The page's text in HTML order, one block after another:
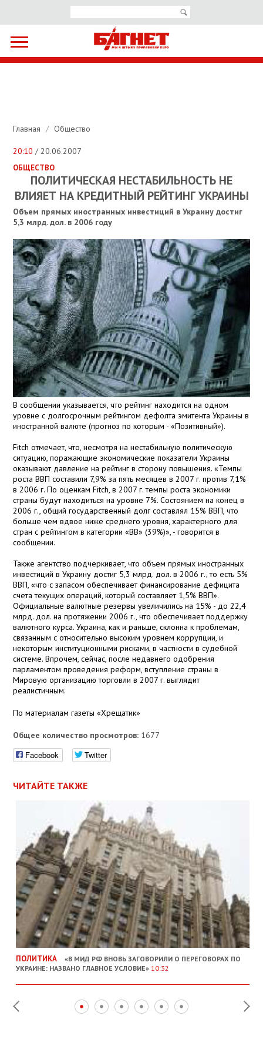
Главная / Общество
20:10 / 20.06.2007
ОБЩЕСТВО
ПОЛИТИЧЕСКАЯ НЕСТАБИЛЬНОСТЬ НЕ
ВЛИЯЕТ НА КРЕДИТНЫЙ РЕЙТИНГ УКРАИНЫ
Объем прямых иностранных инвестиций в Украину достиг
5,3 млрд. дол. в 2006 году
В сообщении указывается, что рейтинг находится на одном
уровне с долгосрочным рейтингом дефолта эмитента Украины в
иностранной валюте (прогноз по которым - «Позитивный»).
Fitch отмечает, что, несмотря на нестабильную политическую
ситуацию, поражающие экономические показатели Украины
оказывают давление на рейтинг в сторону повышения. «Темпы
роста ВВП составили 7,9% за пять месяцев в 2007 г. против 7,1%
в 2006 г. По оценкам Fitch, в 2007 г. темпы роста экономики
страны будут находиться на уровне 7%. Состоянием на конец в
2006 г., общий государственный долг составлял 15% ВВП, что
больше чем вдвое ниже среднего уровня, характерного для
стран с рейтингом в категории «BB» (39%)», - говорится в
сообщении.
Также агентство подчеркивает, что объем прямых иностранных
инвестиций в Украину достиг 5,3 млрд. дол. в 2006 г., то есть 5%
ВВП, «что с запасом обеспечивает финансирование дефицита
счета текущих операций, который составляет 1,5% ВВП».
Официальные валютные резервы увеличились на 15% - до 22,4
млрд. дол. на протяжении 2006 г., что обеспечивает поддержку
валютного курса. Украина, как и раньше, склонна к проблемам,
связанным с относительно высоким уровнем коррупции, и
некоторым институционными рисками, в частности в судебной
системе. Впрочем, сейчас, после недавнего одобрения
парламентом проведения реформ, вступление страны в
Мировую организацию торговли в 2007 г. выглядит
реалистичным.
По материалам газеты «Хрещатик»
Общее количество просмотров: 1677
Facebook Twitter
ЧИТАЙТЕ ТАКЖЕ
ПОЛИТИКА
«В МИД РФ ВНОВЬ ЗАГОВОРИЛИ О ПЕРЕГОВОРАХ ПО
УКРАИНЕ: НАЗВАНО ГЛАВНОЕ УСЛОВИЕ» 10:32